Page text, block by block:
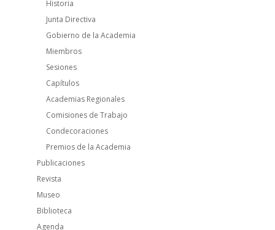
Historia
Junta Directiva
Gobierno de la Academia
Miembros
Sesiones
Capítulos
Academias Regionales
Comisiones de Trabajo
Condecoraciones
Premios de la Academia
Publicaciones
Revista
Museo
Biblioteca
Agenda